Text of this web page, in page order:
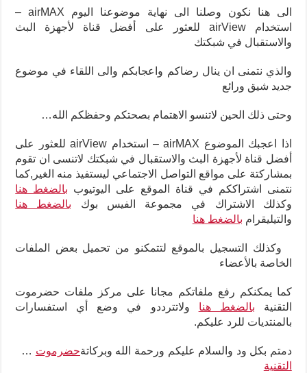
الى هنا نكون وصلنا الى نهاية موضوعنا اليوم airMAX –
استخدام airView للعثور على أفضل قناة لأجهزة البث
والاستقبال في شبكتك
والذي نتمنى ان ينال رضاكم واعجابكم والى اللقاء في موضوع
جديد شيق ورائع
وحتى ذلك الحين لاتنسو الاهتمام بصحتكم وحفظكم الله…
اذا اعجبك الموضوع airMAX – استخدام airView للعثور على
أفضل قناة لأجهزة البث والاستقبال في شبكتك لاتنسى ان تقوم
بمشاركتة على مواقع التواصل الاجتماعي ليستفيذ منه الغير,كما
نتمنى اشتراككم في قناة الموقع على اليوتيوب بالضغط هنا
وكذلك الاشتراك في مجموعة الفيس بوك
بالضغط هنا
والتيليقرام بالضغط هنا
وكذلك التسجيل بالموقع لتتمكنو من تحميل بعض الملفات
الخاصة بالأعضاء
كما يمكنكم رفع ملفاتكم مجانا على مركز ملفات حضرموت
التقنية
بالضغط هنا
ولاتترددو في وضع أي استفسارات
بالمنتديات للرد عليكم.
دمتم بكل ود والسلام عليكم ورحمة الله وبركاتة …حضرموت
التقنية